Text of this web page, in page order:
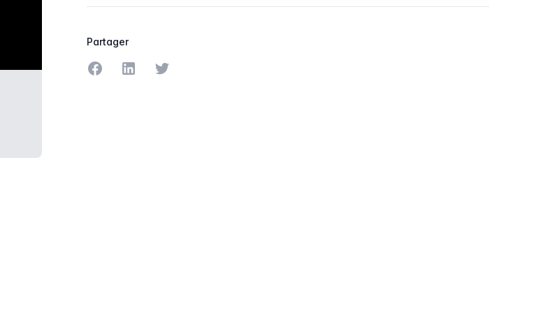
Partager
Partager sur Facebook
Partager sur LinkedIn
Partager sur Twitter